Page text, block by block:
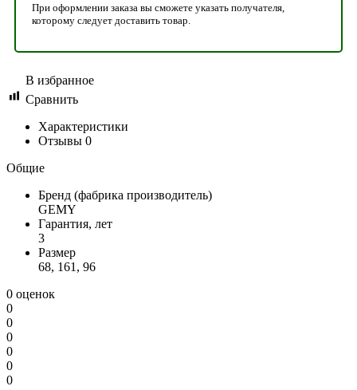
При оформлении заказа вы сможете указать получателя,
которому следует доставить товар.
В избранное
Сравнить
Характеристики
Отзывы 0
Общие
Бренд (фабрика производитель)
GEMY
Гарантия, лет
3
Размер
68, 161, 96
0 оценок
0
0
0
0
0
0